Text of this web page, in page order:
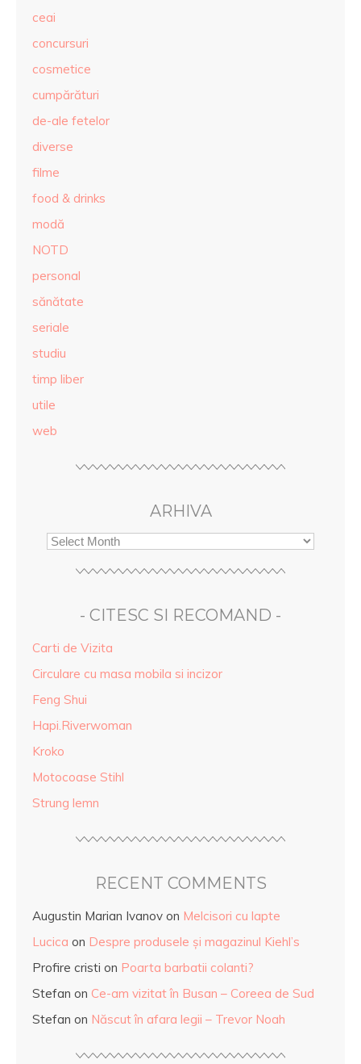
ceai
concursuri
cosmetice
cumpărături
de-ale fetelor
diverse
filme
food & drinks
modă
NOTD
personal
sănătate
seriale
studiu
timp liber
utile
web
ARHIVA
- CITESC SI RECOMAND -
Carti de Vizita
Circulare cu masa mobila si incizor
Feng Shui
Hapi.Riverwoman
Kroko
Motocoase Stihl
Strung lemn
RECENT COMMENTS
Augustin Marian Ivanov on Melcisori cu lapte
Lucica on Despre produsele și magazinul Kiehl’s
Profire cristi on Poarta barbatii colanti?
Stefan on Ce-am vizitat în Busan – Coreea de Sud
Stefan on Născut în afara legii – Trevor Noah